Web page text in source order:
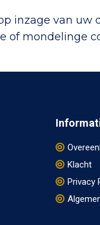
inzage van uw
of mondelinge
Klacht
Privacy